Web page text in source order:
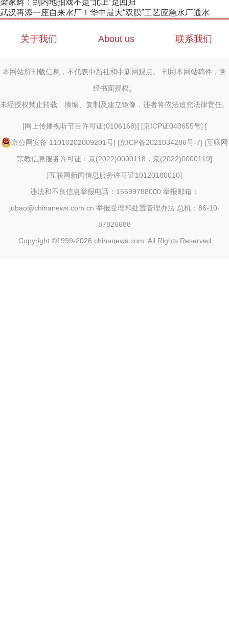
梁家辉：到内地拍戏不是“北上”是回归
武汉再添一座自来水厂！华中最大“双膜”工艺应急水厂通水
关于我们 About us 联系我们
本网站所刊载信息，不代表中新社和中新网观点。 刊用本网站稿件，务
经书面授权。
未经授权禁止转载、摘编、复制及建立镜像，违者将依法追究法律责任。
[网上传播视听节目许可证(0106168)] [京ICP证040655号] [
京公网安备 11010202009201号] [京ICP备2021034286号-7] [互联网
宗教信息服务许可证：京(2022)0000118；京(2022)0000119]
[互联网新闻信息服务许可证10120180010]
违法和不良信息举报电话：15699788000 举报邮箱：
jubao@chinanews.com.cn 举报受理和处置管理办法 总机：86-10-
87826688
Copyright ©1999-2026 chinanews.com. All Rights Reserved